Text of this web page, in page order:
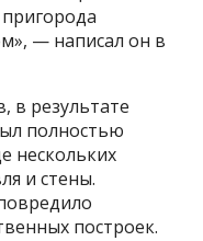
— написал он в
в результате
полностью
нескольких
и стены.
построек.